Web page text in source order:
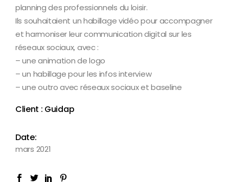
planning des professionnels du loisir.
Ils souhaitaient un habillage vidéo pour accompagner
et harmoniser leur communication digital sur les
réseaux sociaux, avec :
– une animation de logo
– un habillage pour les infos interview
– une outro avec réseaux sociaux et baseline
Client : Guidap
Date:
mars 2021